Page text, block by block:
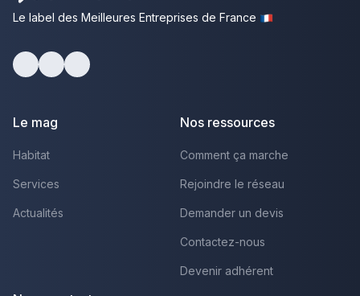
Le label des Meilleures Entreprises de France
Le mag
Habitat
Services
Actualités
Nos ressources
Comment ça marche
Rejoindre le réseau
Demander un devis
Contactez-nous
Devenir adhérent